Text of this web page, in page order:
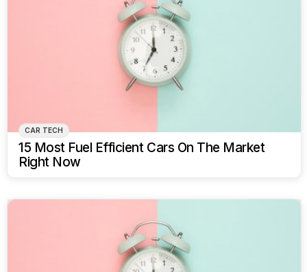
CAR TECH
15 Most Fuel Efficient Cars On The Market
Right Now